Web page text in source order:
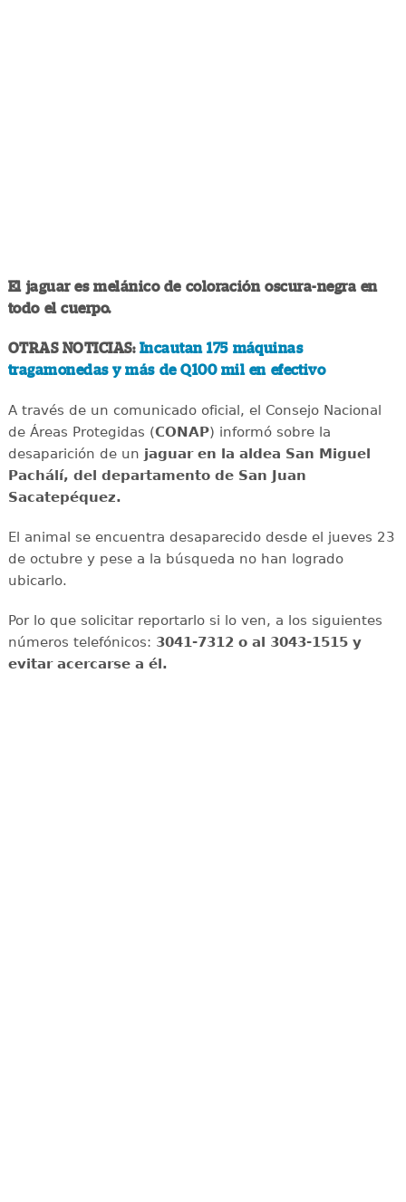
El jaguar es melánico de coloración oscura-negra en
todo el cuerpo.
OTRAS NOTICIAS:Incautan 175 máquinas
tragamonedas y más de Q100 mil en efectivo
A través de un comunicado oficial, el Consejo Nacional
de Áreas Protegidas (CONAP) informó sobre la
desaparición de un jaguar en la aldea San Miguel
Pachálí, del departamento de San Juan
Sacatepéquez.
El animal se encuentra desaparecido desde el jueves 23
de octubre y pese a la búsqueda no han logrado
ubicarlo.
Por lo que solicitar reportarlo si lo ven, a los siguientes
números telefónicos: 3041-7312 o al 3043-1515 y
evitar acercarse a él.